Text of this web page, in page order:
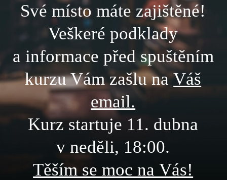
Své místo máte zajištěné!
Veškeré podklady
a informace před spuštěním
kurzu Vám zašlu naVáš
email.
Kurz startuje 11. dubna
v neděli, 18:00.
Těším se moc na Vás!